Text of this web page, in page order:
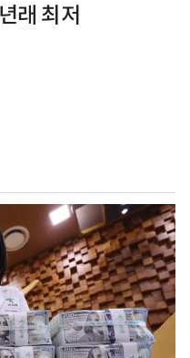
래 최저